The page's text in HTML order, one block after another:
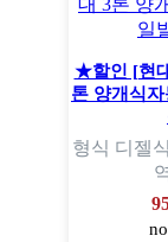
★할인 [현
톤 양개식자
형식 디젤